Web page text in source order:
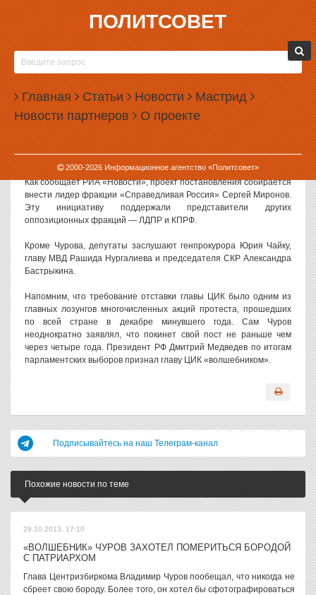
ПОЛИТСОВЕТ
Главная Статьи Новости Мастрид
Новости партнеров О проекте
2000-2026Информационное агентство «Политсовет»
13.01.2012, 14:09
«ВОЛШЕБНИК» ЧУРОВ СРАЗИТСЯ С
ГОСДУМОЙ
Депутаты Государственной думы готовят проект постановления
с предложением главе ЦИК РФ Владимиру Чурову уйти в
отставку. Этот вопрос будет рассмотрен 27 января, когда Чуров
придет в парламент, чтобы отчитаться о прошедших 4 декабря
выборах.
Как сообщает РИА «Новости», проект постановления собирается
внести лидер фракции «Справедливая Россия» Сергей Миронов.
Эту инициативу поддержали представители других
оппозиционных фракций — ЛДПР и КПРФ.
Кроме Чурова, депутаты заслушают генпрокурора Юрия Чайку,
главу МВД Рашида Нургалиева и председателя СКР Александра
Бастрыкина.
Напомним, что требование отставки главы ЦИК было одним из
главных лозунгов многочисленных акций протеста, прошедших
по всей стране в декабре минувшего года. Сам Чуров
неоднократно заявлял, что покинет свой пост не раньше чем
через четыре года. Президент РФ Дмитрий Медведев по итогам
парламентских выборов признал главу ЦИК «волшебником».
Подписывайтесь на наш Телеграм-канал
Похожие новости по теме
29.10.2013, 17:10
«ВОЛШЕБНИК» ЧУРОВ ЗАХОТЕЛ ПОМЕРИТЬСЯ БОРОДОЙ
С ПАТРИАРХОМ
Глава Центризбиркома Владимир Чуров пообещал, что никогда не
сбреет свою бороду. Более того, он хотел бы сфотографироваться